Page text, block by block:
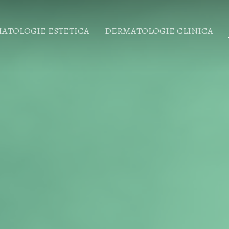
ESTETICA DERMATOLOGIE CLINICA